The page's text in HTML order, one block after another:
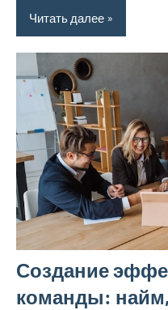
Читать далее
Создание
команды: